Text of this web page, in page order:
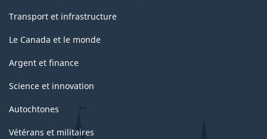
Transport et infrastructure
Le Canada et le monde
Argent et finance
Science et innovation
Autochtones
Vétérans et militaires